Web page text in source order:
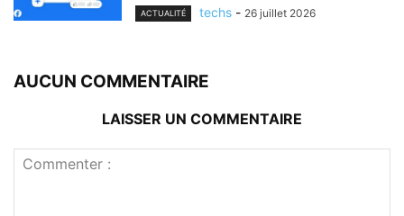
ACTUALITÉ techs - 26 juillet 2026
AUCUN COMMENTAIRE
LAISSER UN COMMENTAIRE